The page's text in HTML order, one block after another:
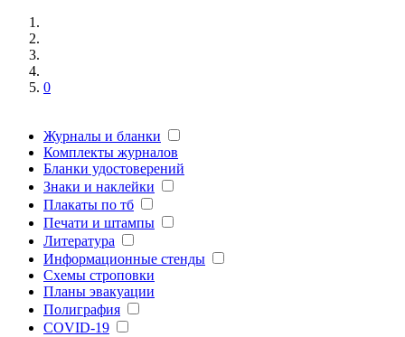
0
Журналы и бланки
Комплекты журналов
Бланки удостоверений
Знаки и наклейки
Плакаты по тб
Печати и штампы
Литература
Информационные стенды
Схемы строповки
Планы эвакуации
Полиграфия
COVID-19